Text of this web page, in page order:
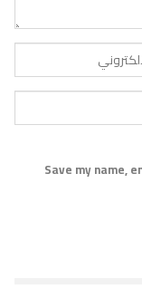
Save my name,